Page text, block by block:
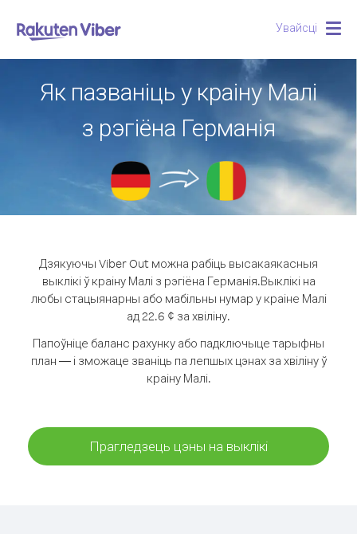
Увайсці
Як пазваніць у краіну Малі
з рэгіёна Германія
Дзякуючы Viber Out можна рабіць высакаякасныя
выклікі ў краіну Малі з рэгіёна Германія.Выклікі на
любы стацыянарны або мабільны нумар у краіне Малі
ад 22.6 ¢ за хвіліну.
Папоўніце баланс рахунку або падключыце тарыфны
план — і зможаце званіць па лепшых цэнах за хвіліну ў
краіну Малі.
Прагледзець цэны на выклікі